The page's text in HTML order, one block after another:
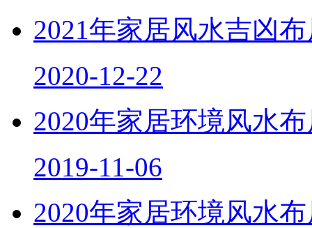
2021年家居风水吉凶
2020-12-22
2020年家居环境风水
2019-11-06
2020年家居环境风水